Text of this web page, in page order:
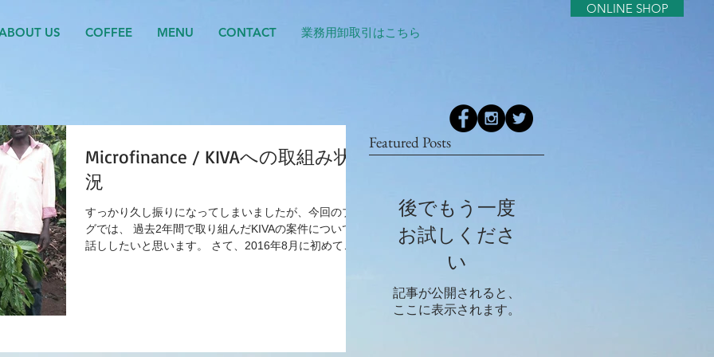
US COFFEE MENU CONTACT 業務用卸取引はこちら
ONLINE SHOP
Microfinance / KIVAへの取組み状
況
すっかり久し振りになってしまいましたが、今回のブロ
グでは、 過去2年間で取り組んだKIVAの案件についてお
話ししたいと思います。 さて、2016年8月に初めて取
Featured Posts
後でもう一度
お試しくださ
い
記事が公開されると、
ここに表示されます。